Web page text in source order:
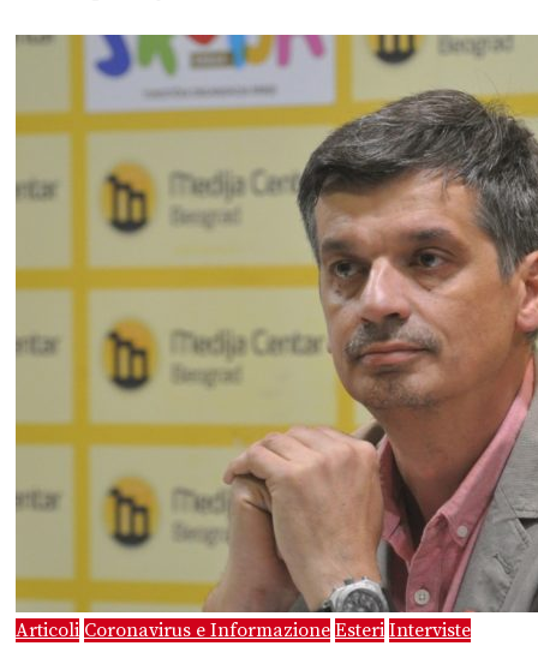
Articoli Coronavirus e Informazione Esteri Interviste